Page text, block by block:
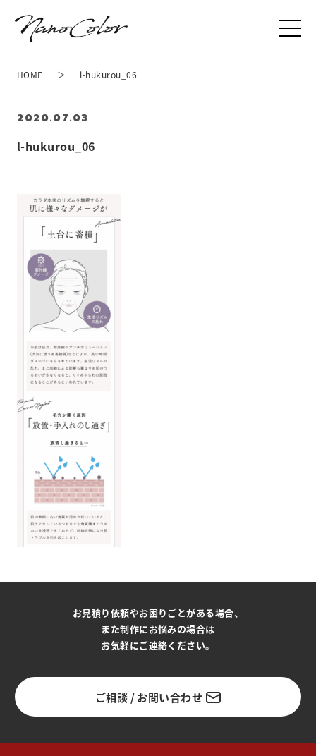
l-hukurou_06
2020.07.03
HOME l-hukurou_06
お見積り依頼やお困りごとがある場合、
また制作にお悩みの場合は
お気軽にご連絡ください。
ご相談 / お問い合わせ